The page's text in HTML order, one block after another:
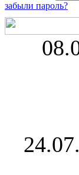
забыли пароль?